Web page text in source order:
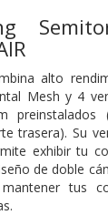
alto
Mesh y 4
trasera). Su
exhibir tu
de doble
tus